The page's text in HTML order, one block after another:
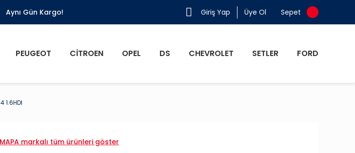
Aynı Gün Kargo! Giriş Yap Üye Ol Sepet
PEUGEOT CITROEN OPEL DS CHEVROLET SETLER FORD
1.6HDI
MAPA markalı tüm ürünleri göster